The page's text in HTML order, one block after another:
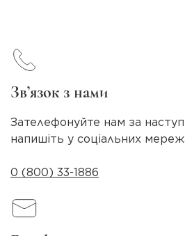
Зв’язок з нами
Зателефонуйте нам за
напишіть у соціальних
0 (800) 33-1886